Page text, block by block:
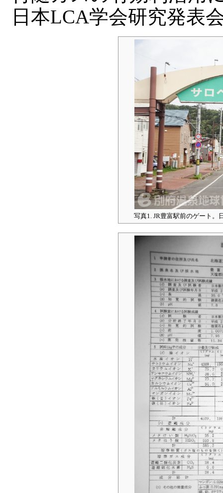
日本LCA学会研究発表
写真1. JR豊富駅前のゲート。